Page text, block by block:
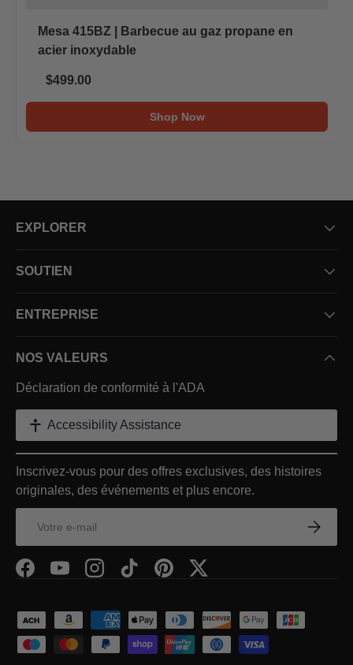
Mesa 415BZ | Barbecue au gaz propane en
acier inoxydable
$499.00
Shop Now
EXPLORER
SOUTIEN
ENTREPRISE
NOS VALEURS
Déclaration de conformité à l'ADA
Accessibility Assistance
Inscrivez-vous pour des offres exclusives, des histoires
originales, des événements et plus encore.
S’inscrire
FacebookYouTubeInstagramTikTokPinterestTwitter
Moyens de paiement acceptés